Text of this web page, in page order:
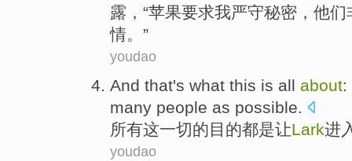
露，“苹果要求我严守秘密， 他们
情。”
youdao
And that's what this is all about:
many people as possible.
所有这一切的目的都是让Lark进
youdao